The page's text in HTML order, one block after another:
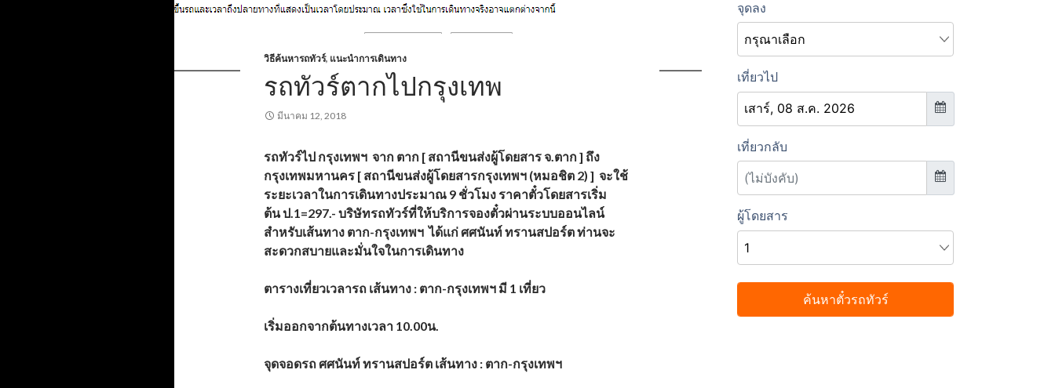
วิธีค้นหารถทัวร์, แนะนำการเดินทาง
รถทัวร์ตากไปกรุงเทพ
มีนาคม 12, 2018
รถทัวร์ไป กรุงเทพฯ จาก ตาก [ สถานีขนส่งผู้โดยสาร จ.ตาก ] ถึง
กรุงเทพมหานคร [ สถานีขนส่งผู้โดยสารกรุงเทพฯ (หมอชิต 2) ] จะใช้
ระยะเวลาในการเดินทางประมาณ 9 ชั่วโมง ราคาตั๋วโดยสารเริ่ม
ต้น ป.1=297.- บริษัทรถทัวร์ที่ให้บริการจองตั๋วผ่านระบบออนไลน์
สำหรับเส้นทาง ตาก-กรุงเทพฯ ได้แก่ ศศนันท์ ทรานสปอร์ต ท่านจะ
สะดวกสบายและมั่นใจในการเดินทาง
ตารางเที่ยวเวลารถ เส้นทาง : ตาก-กรุงเทพฯ มี 1 เที่ยว
เริ่มออกจากต้นทางเวลา 10.00น.
จุดจอดรถ ศศนันท์ ทรานสปอร์ต เส้นทาง : ตาก-กรุงเทพฯ